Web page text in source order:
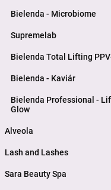
Bielenda - Microbiome
Supremelab
Bielenda Total Lifting
Bielenda - Kaviár
Bielenda Professional -
Glow
Alveola
Lash and Lashes
Sara Beauty Spa